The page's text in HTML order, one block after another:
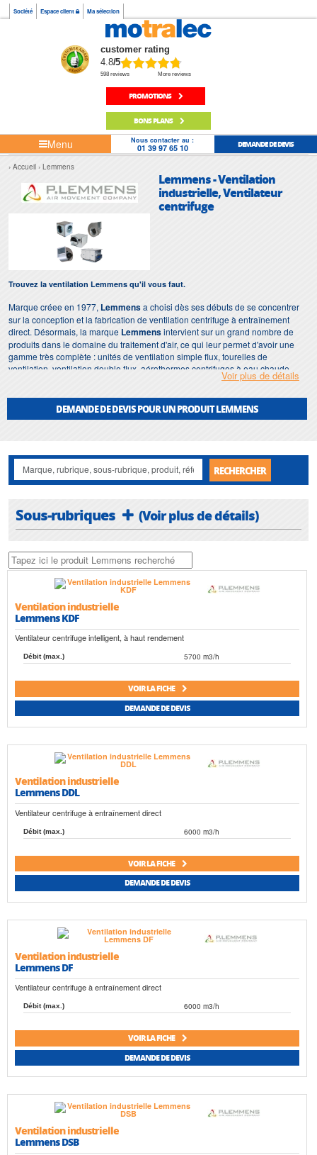
Société Espace client Ma sélection
customer rating
4.8/5
598 reviews More reviews
PROMOTIONS
BONS PLANS
Menu Nous contacter au :
01 39 97 65 10 DEMANDE DE DEVIS
Accueil Lemmens
Lemmens - Ventilation
industrielle, Ventilateur
centrifuge
Trouvez la ventilation Lemmens qu'il vous faut.
Marque créee en 1977, Lemmensa choisi dès ses débuts de se concentrer
sur la conception et la fabrication de ventilation centrifuge à entraînement
direct. Désormais, la marque Lemmensintervient sur un grand nombre de
produits dans le domaine du traitement d'air, ce qui leur permet d'avoir une
gamme très complète : unités de ventilation simple flux, tourelles de
ventilation, ventilation double flux, aérothermes centrifuges à eau chaude,
rideaux d'air, caissons de traitement d'air modulable, et ventilateurs
Spécialistes de la vente, de réparation, d'intervention sur site et de
Voir plus de détails
DEMANDE DE DEVIS POUR UN PRODUIT LEMMENS
RECHERCHER
Sous-rubriques (Voir plus de détails)
Ventilation industrielle
Lemmens KDF
Ventilateur centrifuge intelligent, à haut rendement
Débit (max.) 5700 m3/h
VOIR LA FICHE
DEMANDE DE DEVIS
Ventilation industrielle
Lemmens DDL
Ventilateur centrifuge à entraînement direct
Débit (max.) 6000 m3/h
VOIR LA FICHE
DEMANDE DE DEVIS
Ventilation industrielle
Lemmens DF
Ventilateur centrifuge à entraînement direct
Débit (max.) 6000 m3/h
VOIR LA FICHE
DEMANDE DE DEVIS
Ventilation industrielle
Lemmens DSB